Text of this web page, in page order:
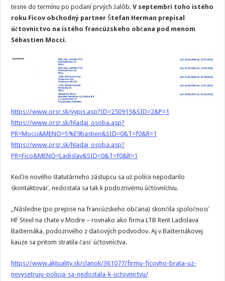
tesne do termínu po podaní prvých žalôb.V septembri toho istého
roku Ficov obchodný partner Štefan Herman prepísal
účtovníctvo na istého francúzskeho občana pod menom
Sébastien Mocci.
https://www.orsr.sk/vypis.asp?ID=250915&SID=2&P=1
https://www.orsr.sk/hladaj_osoba.asp?
PR=Mocci&MENO=S%E9bastien&SID=0&T=f0&R=1
https://www.orsr.sk/hladaj_osoba.asp?
PR=Fico&MENO=Ladislav&SID=0&T=f0&R=1
Keďže nového štatutárneho zástupcu sa už polícii nepodarilo
skontaktovať, nedostala sa tak k podozrivému účtovníctvu.
„Následne (po prepise na francúzskeho občana) skončila spoločnosť
HF Steel na chate v Modre – rovnako ako firma LTB Rent Ladislava
Bašternáka, podozrivého z daňových podvodov. Aj v Bašternákovej
kauze sa pritom stratila časť účtovníctva.
https://www.aktuality.sk/clanok/361077/firmu-ficovho-brata-uz-
nevysetruju-policia-sa-nedostala-k-uctovnictvu/